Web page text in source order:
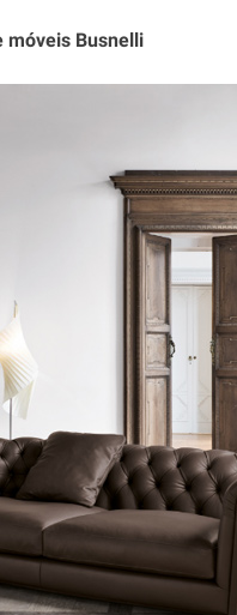
móveis Busnelli